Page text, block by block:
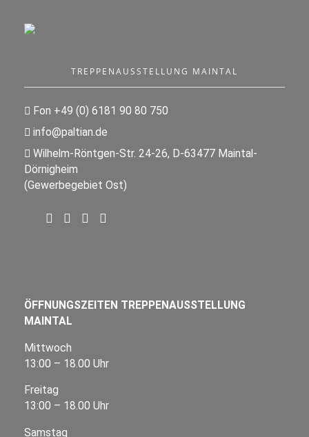
TREPPENAUSSTELLUNG MAINTAL
Fon +49 (0) 6181 90 80 750
info@paltian.de
Wilhelm-Röntgen-Str. 24-26, D-63477 Maintal-
Dörnigheim
(Gewerbegebiet Ost)
ÖFFNUNGSZEITEN TREPPENAUSSTELLUNG
MAINTAL
Mittwoch
13:00 – 18.00 Uhr
Freitag
13:00 – 18.00 Uhr
Samstag